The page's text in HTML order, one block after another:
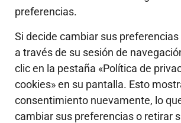
preferencias.
Si decide cambiar sus
a través de su sesión de
clic en la pestaña «Política de
cookies» en su pantalla. Esto
consentimiento nuevamente, lo
cambiar sus preferencias o retirar